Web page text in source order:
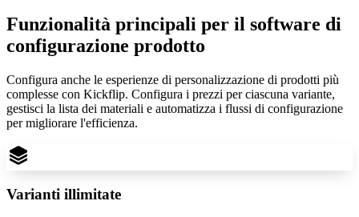
Funzionalità principali per il software di
configurazione prodotto
Configura anche le esperienze di personalizzazione di prodotti più
complesse con Kickflip. Configura i prezzi per ciascuna variante,
gestisci la lista dei materiali e automatizza i flussi di configurazione
per migliorare l'efficienza.
Varianti illimitate